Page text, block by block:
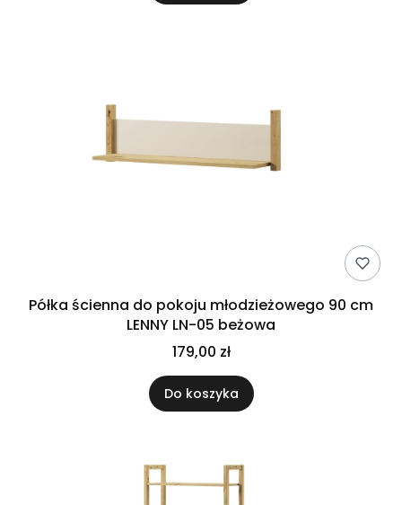
Półka ścienna do pokoju młodzieżowego 90 cm
LENNY LN-05 beżowa
179,00 zł
Do koszyka